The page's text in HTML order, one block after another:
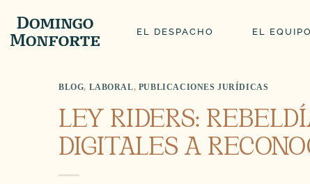
contenido
EL DESPACHO EL EQUIPO
BLOG, LABORAL, PUBLICACIONES JURÍDICAS
LEY RIDERS:
DIGITALES A